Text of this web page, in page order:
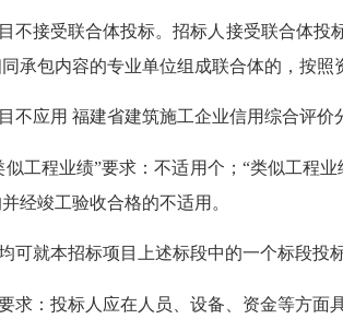
接受联合体投标。招标人接受联合体投
承包内容的专业单位组成联合体的，按照
应用 福建省建筑施工企业信用综合评价
程业绩”要求：不适用个；“类似工程业
经竣工验收合格的不适用。
就本招标项目上述标段中的一个标段投
：投标人应在人员、设备、资金等方面具